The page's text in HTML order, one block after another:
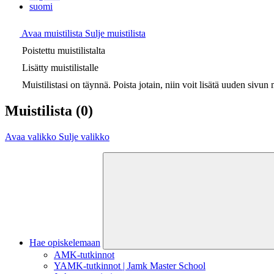
suomi
Avaa muistilista Sulje muistilista
Poistettu muistilistalta
Lisätty muistilistalle
Muistilistasi on täynnä. Poista jotain, niin voit lisätä uuden sivun
Muistilista (0)
Avaa valikko Sulje valikko
Hae opiskelemaan
AMK-tutkinnot
YAMK-tutkinnot | Jamk Master School